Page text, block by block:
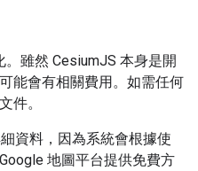
。雖然 CesiumJS 本身是開
能會有相關費用。如需任何
件。
資料，因為系統會根據使
地圖平台提供免費方